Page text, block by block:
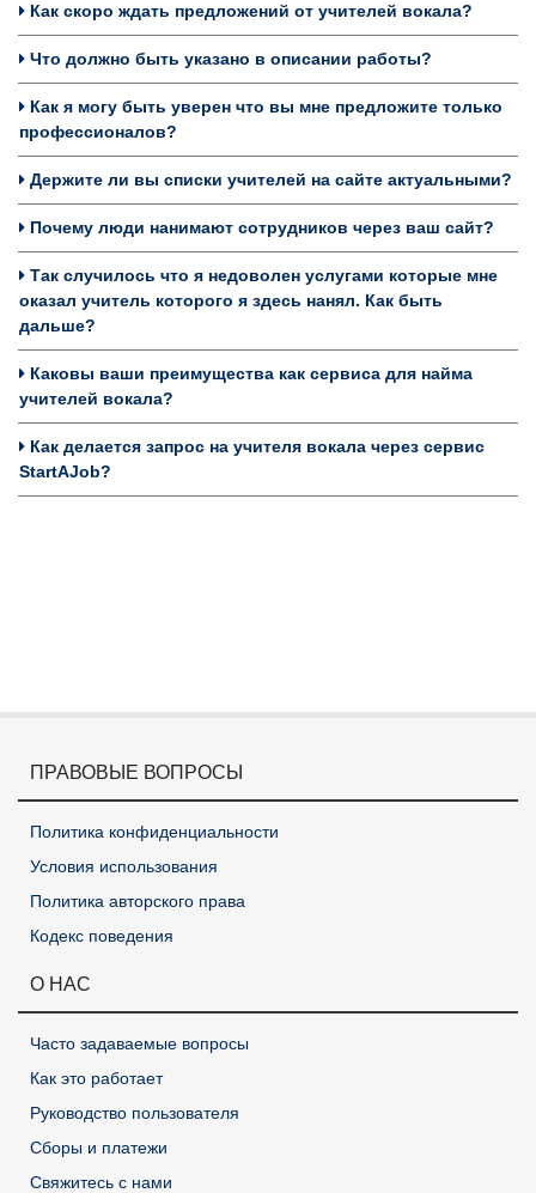
Как скоро ждать предложений от учителей вокала?
Что должно быть указано в описании работы?
Как я могу быть уверен что вы мне предложите только
профессионалов?
Держите ли вы списки учителей на сайте актуальными?
Почему люди нанимают сотрудников через ваш сайт?
Так случилось что я недоволен услугами которые мне
оказал учитель которого я здесь нанял. Как быть
дальше?
Каковы ваши преимущества как сервиса для найма
учителей вокала?
Как делается запрос на учителя вокала через сервис
StartAJob?
ПРАВОВЫЕ ВОПРОСЫ
Политика конфиденциальности
Условия использования
Политика авторского права
Кодекс поведения
О НАС
Часто задаваемые вопросы
Как это работает
Руководство пользователя
Сборы и платежи
Свяжитесь с нами